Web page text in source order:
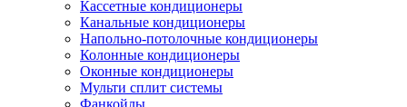
Кассетные кондиционеры
Канальные кондиционеры
Напольно-потолочные кондиционеры
Колонные кондиционеры
Оконные кондиционеры
Мульти сплит системы
Фанкойлы